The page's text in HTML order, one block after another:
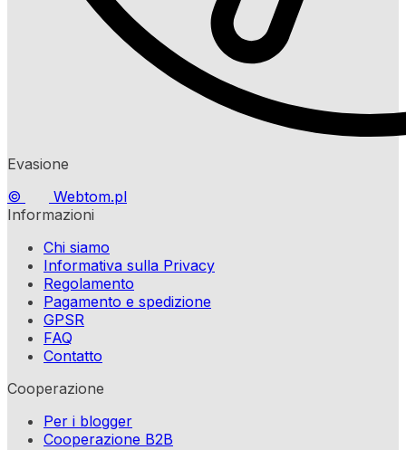
Evasione
©
Webtom.pl
Informazioni
Chi siamo
Informativa sulla Privacy
Regolamento
Pagamento e spedizione
GPSR
FAQ
Contatto
Cooperazione
Per i blogger
Cooperazione B2B